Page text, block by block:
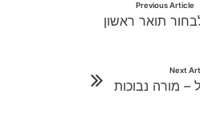
Previous Article
תואר ראשון
Next
– מורה נבוכות